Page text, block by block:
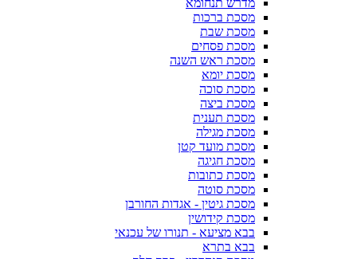
מדרש תנחומא
מסכת ברכות
מסכת שבת
מסכת פסחים
מסכת ראש השנה
מסכת יומא
מסכת סוכה
מסכת ביצה
מסכת תענית
מסכת מגילה
מסכת מועד קטן
מסכת חגיגה
מסכת כתובות
מסכת סוטה
מסכת גיטין - אגדות החורבן
מסכת קידושין
בבא מציעא - תנורו של עכנאי
בבא בתרא